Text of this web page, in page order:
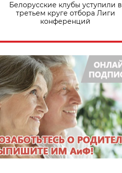
Белорусские клубы уступили в
третьем круге отбора Лиги
конференций